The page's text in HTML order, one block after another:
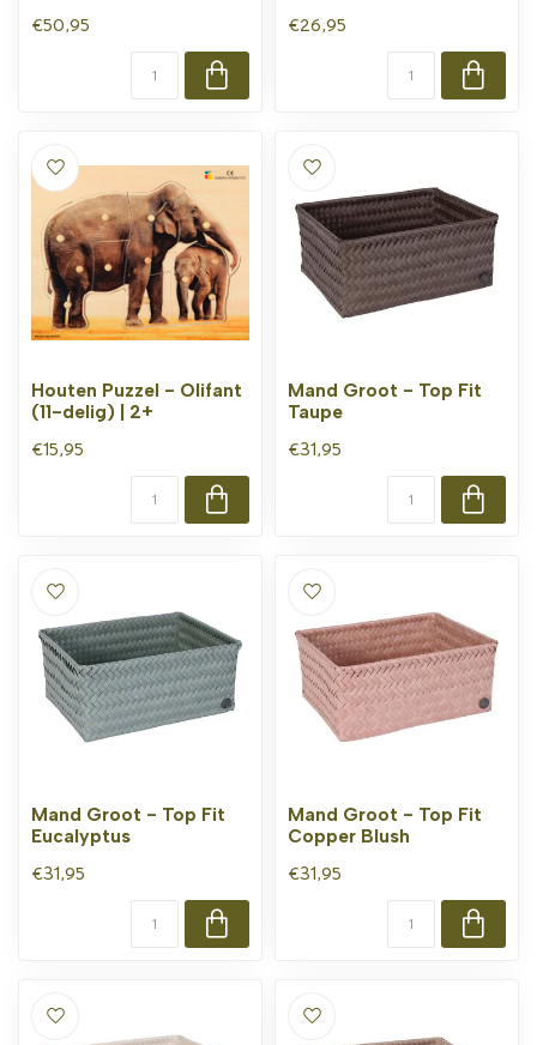
€50,95
€26,95
Houten Puzzel - Olifant
(11-delig) | 2+
€15,95
Mand Groot - Top Fit
Taupe
€31,95
Mand Groot - Top Fit
Eucalyptus
€31,95
Mand Groot - Top Fit
Copper Blush
€31,95